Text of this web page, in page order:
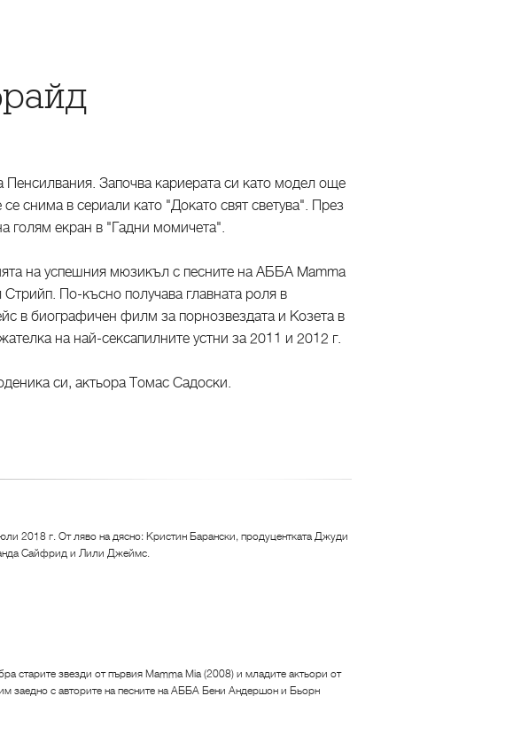
Започва кариерата си като модел още
снима в сериали като "Докато свят светува". През
голям екран в "Гадни момичета".
на успешния мюзикъл с песните на АББА Mamma
По-късно получава главната роля в
в биографичен филм за порнозвездата и Козета в
на най-сексапилните устни за 2011 и 2012 г.
си, актьора Томас Садоски.
2018 г. От ляво на дясно: Кристин Барански, продуцентката Джуди
Сайфрид и Лили Джеймс.
старите звезди от първия Mamma Mia (2008) и младите актьори от
заедно с авторите на песните на АББА Бени Андершон и Бьорн